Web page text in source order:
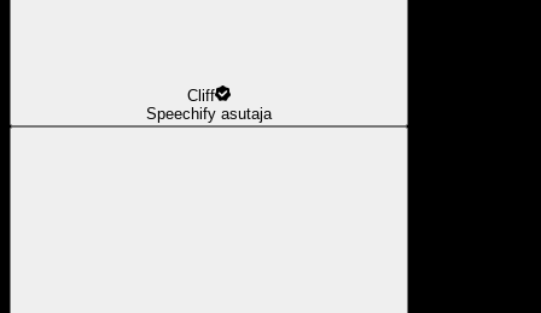
Cliff
Speechify asutaja